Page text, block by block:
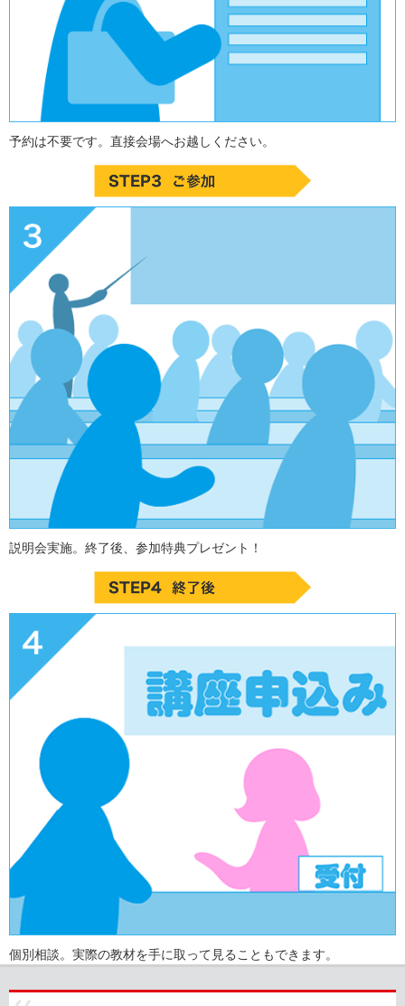
予約は不要です。直接会場へお越しください。
説明会実施。終了後、参加特典プレゼント！
個別相談。実際の教材を手に取って見ることもできます。